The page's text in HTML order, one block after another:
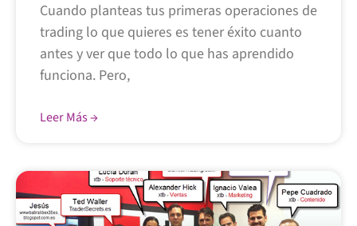
Cuando planteas tus primeras operaciones de
trading lo que quieres es tener éxito cuanto
antes y ver que todo lo que has aprendido
funciona. Pero,
Leer Más →